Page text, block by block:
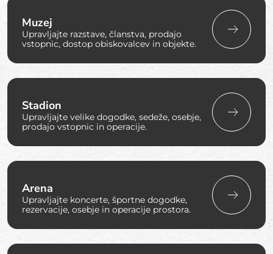
Muzej
Upravljajte razstave, članstva, prodajo
vstopnic, dostop obiskovalcev in objekte.
Stadion
Upravljajte velike dogodke, sedeže, osebje,
prodajo vstopnic in operacije.
Arena
Upravljajte koncerte, športne dogodke,
rezervacije, osebje in operacije prostora.